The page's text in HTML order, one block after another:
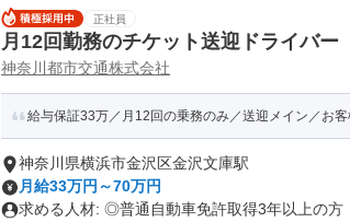
正社員
月12回勤務のチケット送迎ドライバー
神奈川都市交通株式会社
給与保証33万／月12回の乗務のみ／送迎メイン／お
神奈川県横浜市金沢区金沢文庫駅
月給33万円～70万円
求める人材: ◎普通自動車免許取得3年以上の方